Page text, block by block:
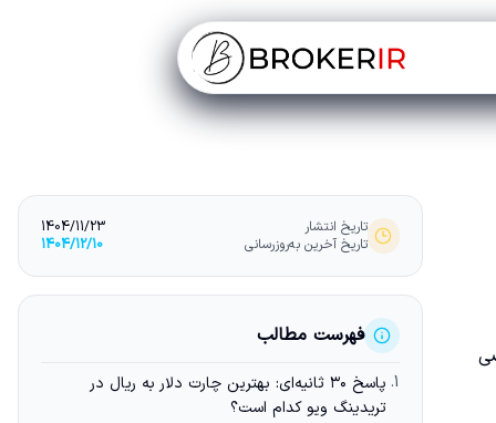
تاریخ انتشار
1404/11/23
تاریخ آخرین به‌روزرسانی
1404/12/10
فهرست مطالب
1.
پاسخ ۳۰ ثانیه‌ای: بهترین چارت دلار به ریال در
تریدینگ ویو کدام است؟